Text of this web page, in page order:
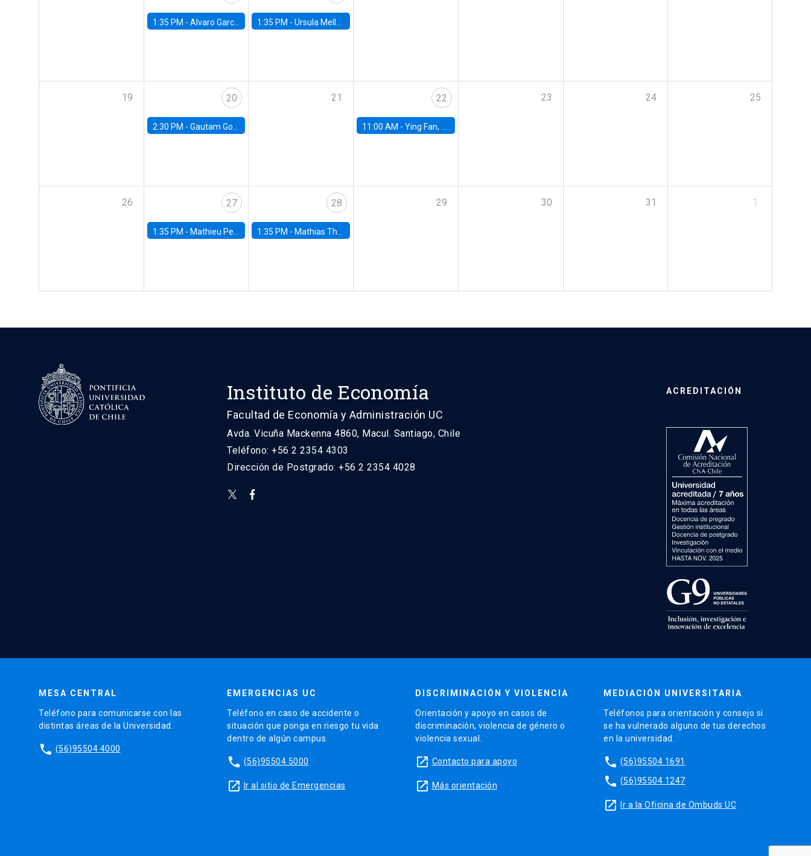
1:35 PM - Alvaro Garcia-Marin, Universidad de Los Andes 1:35 PM -Ursula Mello, Insper - Institute of Education and Research
19 20
2:30 PM - Gautam Gowrisankaran, Columbia University
21 22
11:00 AM -Ying Fan, University of Michigan
23 24 25
26 27
1:35 PM - Mathieu Pedemonte, IDB
28
1:35 PM - Mathias Thoenig, University of Lausanne
29 30 31 1
Instituto de Economía
Facultad de Economía y Administración UC
Avda. Vicuña Mackenna 4860, Macul. Santiago, Chile
Teléfono: +56 2 2354 4303
Dirección de Postgrado: +56 2 2354 4028
ACREDITACIÓN
MESA CENTRAL
Teléfono para comunicarse con las
distintas áreas de la Universidad.
phone (56)95504 4000
EMERGENCIAS UC
Teléfono en caso de accidente o
situación que ponga en riesgo tu vida
dentro de algún campus.
phone (56)95504 5000
launch Ir al sitio de Emergencias
DISCRIMINACIÓN Y VIOLENCIA
Orientación y apoyo en casos de
discriminación, violencia de género o
violencia sexual.
launch Contacto para apoyo
launch Más orientación
MEDIACIÓN UNIVERSITARIA
Teléfonos para orientación y consejo si
se ha vulnerado alguno de tus derechos
en la universidad.
phone (56)95504 1691
phone (56)95504 1247
launch Ir a la Oficina de Ombuds UC